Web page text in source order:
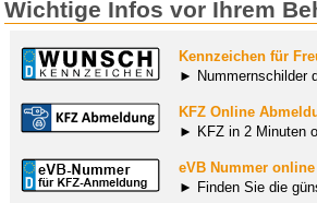
Wichtige Infos vor Ihrem
Kennzeichen für
► Nummernschilder
KFZ Online
► KFZ in 2 Minuten
eVB Nummer
► Finden Sie die